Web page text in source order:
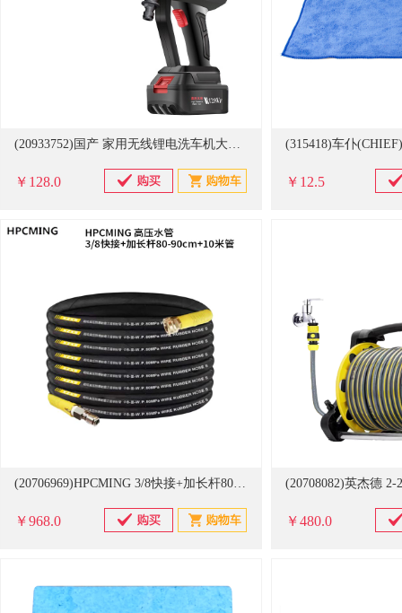
(20933752)国产 家用无线锂电洗车机大功率高压水枪 5节电芯锂电池980倍增压 无线高压水枪(单位：个)
￥128.0 ￥12.5
(20706969)HPCMING 3/8快接+加长杆80-90cm+10米管 高压水管(单位：套)
￥968.0 ￥480.0